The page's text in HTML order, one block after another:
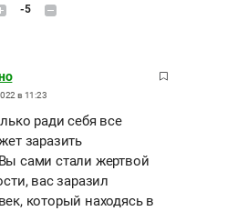
-5
в 11:23
ради себя все
заразить
сами стали жертвой
вас заразил
который находясь в